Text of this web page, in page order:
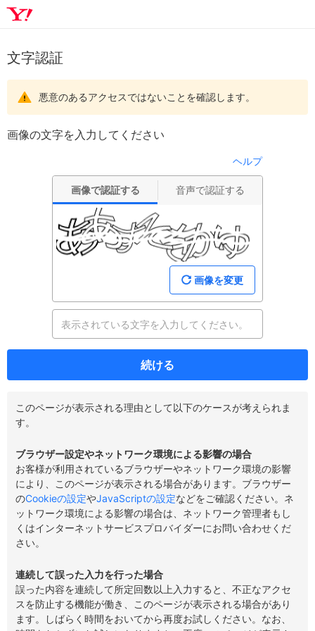
文字認証
悪意のあるアクセスではないことを確認します。
画像の文字を入力してください
ヘルプ
画像で認証する 音声で認証する
画像を変更
続ける
このページが表示される理由として以下のケースが考えられま
す。
ブラウザー設定やネットワーク環境による影響の場合
お客様が利用されているブラウザーやネットワーク環境の影響
により、このページが表示される場合があります。ブラウザー
のCookieの設定やJavaScriptの設定などをご確認ください。ネ
ットワーク環境による影響の場合は、ネットワーク管理者もし
くはインターネットサービスプロバイダーにお問い合わせくだ
さい。
連続して誤った入力を行った場合
誤った内容を連続して所定回数以上入力すると、不正なアクセ
スを防止する機能が働き、このページが表示される場合があり
ます。しばらく時間をおいてから再度お試しください。なお、